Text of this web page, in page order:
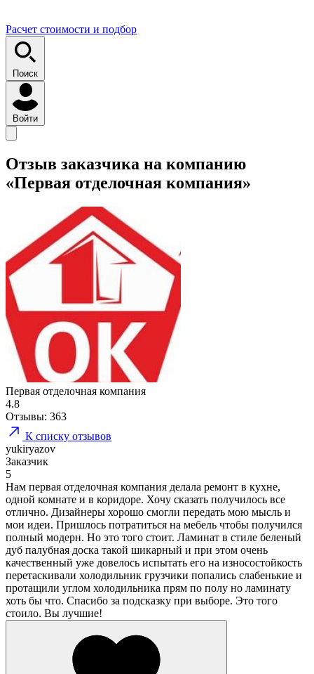
Расчет стоимости и подбор
Поиск
Войти
Отзыв заказчика на компанию
«Первая отделочная компания»
Первая отделочная компания
4.8
Отзывы: 363
К списку отзывов
yukiryazov
Заказчик
5
Нам первая отделочная компания делала ремонт в кухне,
одной комнате и в коридоре. Хочу сказать получилось все
отлично. Дизайнеры хорошо смогли передать мою мысль и
мои идеи. Пришлось потратиться на мебель чтобы получился
полный модерн. Но это того стоит. Ламинат в стиле беленый
дуб палубная доска такой шикарный и при этом очень
качественный уже довелось испытать его на износостойкость
перетаскивали холодильник грузчики попались слабенькие и
протащили углом холодильника прям по полу но ламинату
хоть бы что. Спасибо за подсказку при выборе. Это того
стоило. Вы лучшие!